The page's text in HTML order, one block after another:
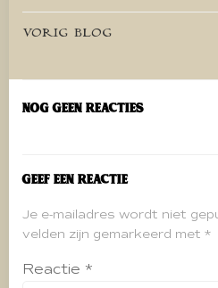
Bericht
navigatie
VORIG BLOG
Nog geen reacties
Geef een reactie
Je e-mailadres wordt niet
velden zijn gemarkeerd met *
Reactie *